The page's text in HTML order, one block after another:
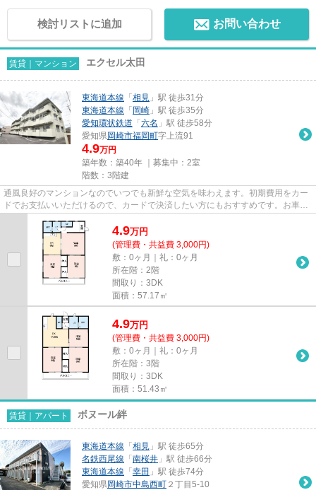
検討リストに追加 お問い合わせ
賃貸｜マンション エクセル太田
東海道本線 「 相見 」駅 徒歩31分
東海道本線 「 岡崎 」駅 徒歩35分
愛知環状鉄道 「 六名 」駅 徒歩58分
愛知県岡崎市福岡町字上流91
4.9万円
築年数：築40年 ｜募集中： 2室
階数：3階建
通風良好のマンションなのでいつでも新鮮な空気を味わえます。初期費用をカー
ドでお支払いいただけるので、カードで決済したい方にもおすすめです。お車を
4.9万円
(管理費・共益費 3,000円)
敷：0ヶ月｜礼：0ヶ月
所在階：2階
間取り：3DK
面積：57.17㎡
4.9万円
(管理費・共益費 3,000円)
敷：0ヶ月｜礼：0ヶ月
所在階：3階
間取り：3DK
面積：51.43㎡
賃貸｜アパート ボヌール絆
東海道本線 「 相見 」駅 徒歩65分
名鉄西尾線 「 南桜井 」駅 徒歩66分
東海道本線 「 幸田 」駅 徒歩74分
愛知県岡崎市中島西町 ２丁目5-10